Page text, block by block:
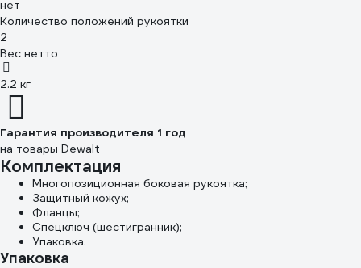
нет
Количество положений рукоятки
2
Вес нетто
2.2 кг
Гарантия производителя 1 год
на товары Dewalt
Комплектация
Многопозиционная боковая рукоятка;
Защитный кожух;
Фланцы;
Спецключ (шестигранник);
Упаковка.
Упаковка